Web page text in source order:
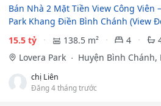
Bán Nhà 2 Mặt Tiền View Công Viên
Park Khang Điền Bình Chánh (View
15.5 tỷ
138.5 m² 4
Lovera Park
Huyện Bình Chánh,
chị Liên
Đăng 4 tháng trước